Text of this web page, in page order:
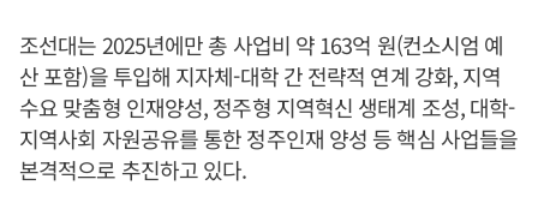
조선대는 2025년에만 총 사업비 약 163억 원(컨소시엄 예
산 포함)을 투입해 지자체-대학 간 전략적 연계 강화, 지역
수요 맞춤형 인재양성, 정주형 지역혁신 생태계 조성, 대학-
지역사회 자원공유를 통한 정주인재 양성 등 핵심 사업들을
본격적으로 추진하고 있다.